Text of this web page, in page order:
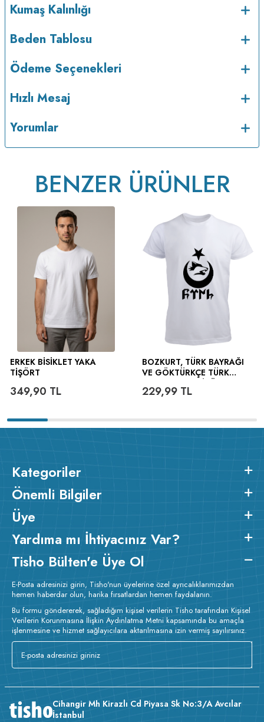
Kumaş Kalınlığı
Beden Tablosu
Ödeme Seçenekleri
Hızlı Mesaj
Yorumlar
BENZER ÜRÜNLER
ERKEK BISIKLET YAKA
TIŞÖRT
349,90 TL
BOZKURT, TÜRK BAYRAĞI
VE GÖKTÜRKÇE TÜRK
229,99TL
Kategoriler
Önemli Bilgiler
Üye
Yardıma mı İhtiyacınız Var?
Tisho Bülten'e Üye Ol
E-Posta adresinizi girin, Tisho'nun üyelerine özel ayrıcalıklarımızdan
hemen haberdar olun, harika fırsatlardan hemen faydalanın.
Bu formu göndererek, sağladığım kişisel verilerin Tisho tarafından Kişisel
Verilerin Korunmasına İlişkin Aydınlatma Metni kapsamında bu amaçla
işlenmesine ve hizmet sağlayıcılara aktarılmasına izin vermiş sayılırsınız.
Cihangir Mh Kirazlı Cd Piyasa Sk No:3/A Avcılar
İstanbul